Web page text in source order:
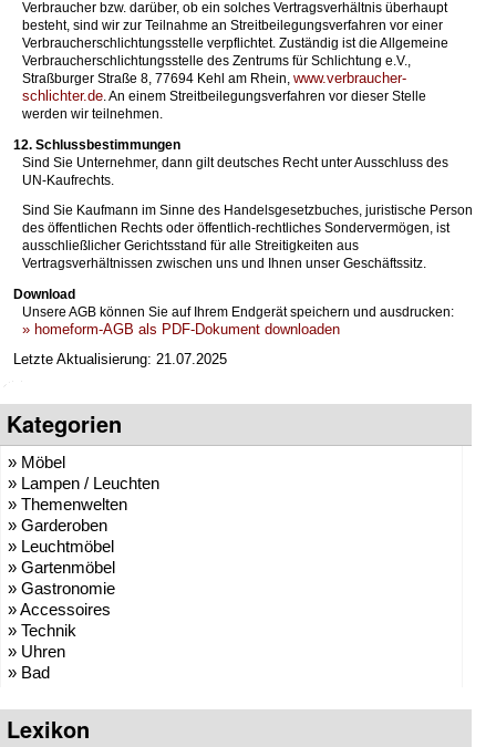
Verbraucher bzw. darüber, ob ein solches Vertragsverhältnis überhaupt
besteht, sind wir zur Teilnahme an Streitbeilegungsverfahren vor einer
Verbraucherschlichtungsstelle verpflichtet. Zuständig ist die Allgemeine
Verbraucherschlichtungsstelle des Zentrums für Schlichtung e.V.,
Straßburger Straße 8, 77694 Kehl am Rhein, www.verbraucher-
schlichter.de . An einem Streitbeilegungsverfahren vor dieser Stelle
werden wir teilnehmen.
12. Schlussbestimmungen
Sind Sie Unternehmer, dann gilt deutsches Recht unter Ausschluss des
UN-Kaufrechts.
Sind Sie Kaufmann im Sinne des Handelsgesetzbuches, juristische Person
des öffentlichen Rechts oder öffentlich-rechtliches Sondervermögen, ist
ausschließlicher Gerichtsstand für alle Streitigkeiten aus
Vertragsverhältnissen zwischen uns und Ihnen unser Geschäftssitz.
Download
Unsere AGB können Sie auf Ihrem Endgerät speichern und ausdrucken:
» homeform-AGB als PDF-Dokument downloaden
Letzte Aktualisierung: 21.07.2025
Kategorien
» Möbel
» Lampen / Leuchten
» Themenwelten
» Garderoben
» Leuchtmöbel
» Gartenmöbel
» Gastronomie
» Accessoires
» Technik
» Uhren
» Bad
Lexikon